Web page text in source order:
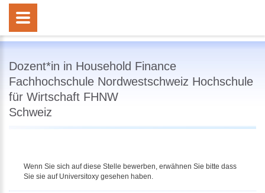
Dozent*in in Household Finance
Fachhochschule Nordwestschweiz Hochschule
für Wirtschaft FHNW
Schweiz
Wenn Sie sich auf diese Stelle bewerben, erwähnen Sie bitte dass
Sie sie auf Universitoxy gesehen haben.